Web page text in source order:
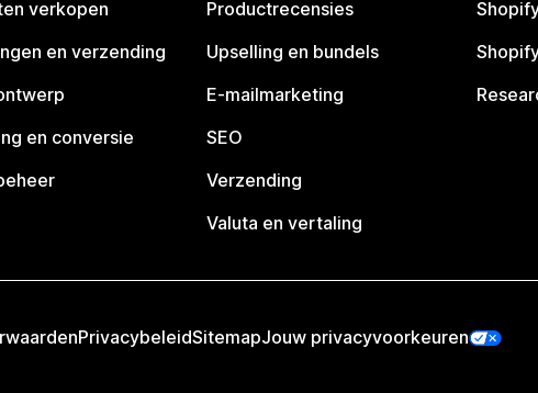
verkopen
en verzending
en conversie
Productrecensies
Upselling en bundels
E-mailmarketing
SEO
Verzending
Valuta en vertaling
PrivacybeleidSitemapJouw privacyvoorkeuren